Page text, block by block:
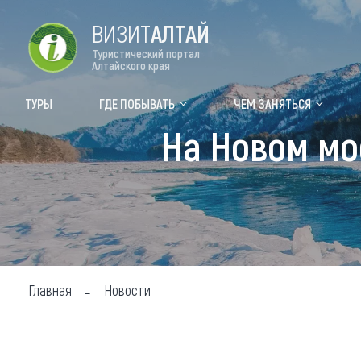
Туры Где
ВИЗИТАЛТАЙ
Туристический портал
Алтайского края
ТУРЫ ГДЕ ПОБЫВАТЬ ЧЕМ ЗАНЯТЬСЯ
На Новом
Главная Новости